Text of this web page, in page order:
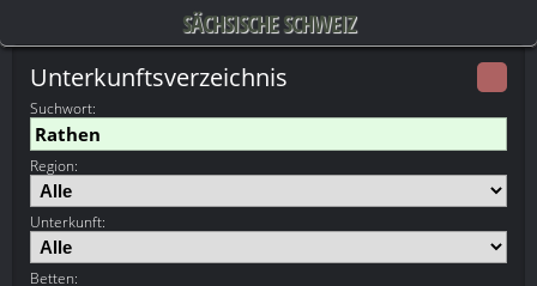
SÄCHSISCHE SCHWEIZ
Unterkunftsverzeichnis
Suchwort:
Region:
Unterkunft:
Betten: